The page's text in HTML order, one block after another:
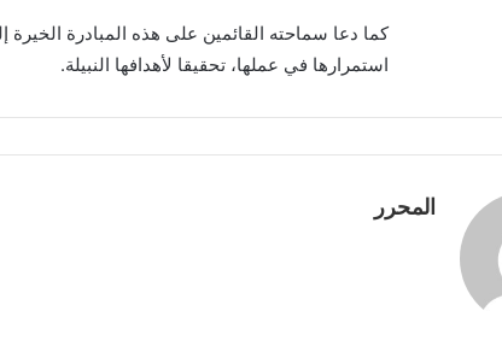
كما دعا سماحته القائمين على هذه المبادرة
استمرارها في عملها، تحقيقا لأهدافها النبيلة.
المحرر